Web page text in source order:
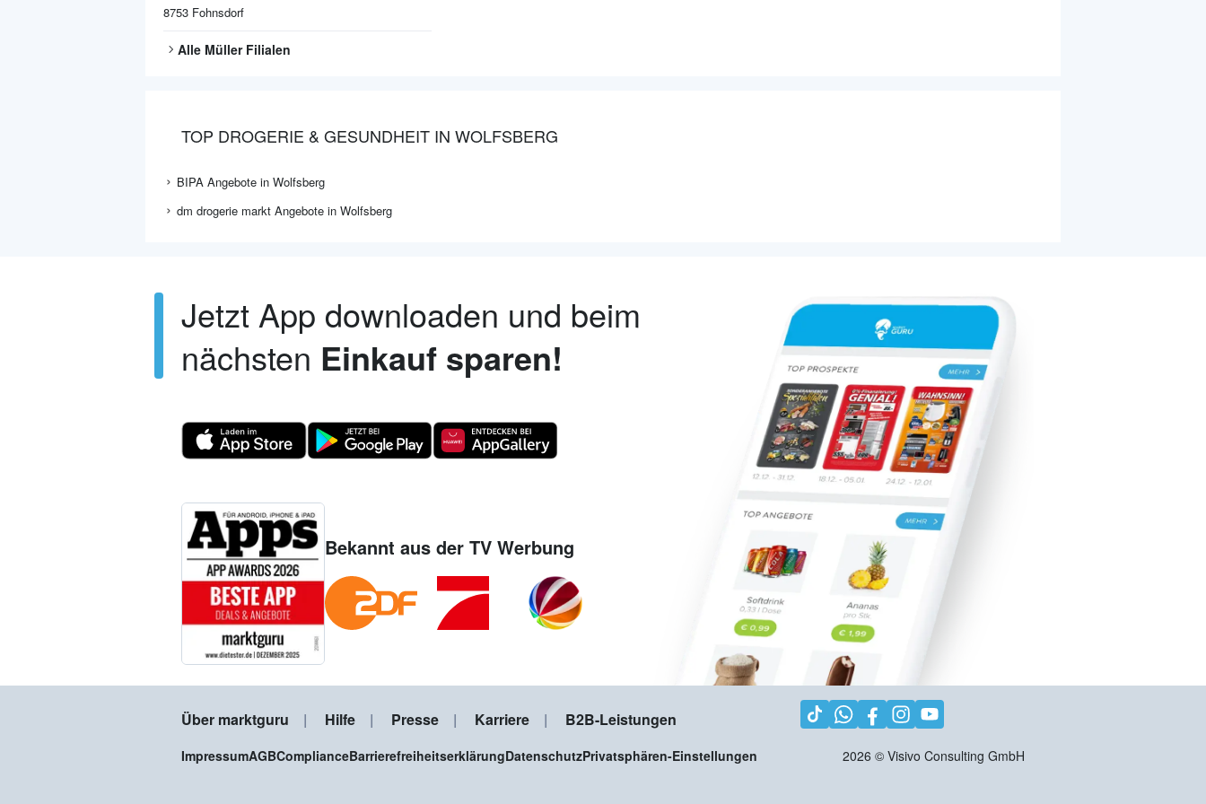
8753 Fohnsdorf
Alle MüllerFilialen
TOP DROGERIE & GESUNDHEIT IN WOLFSBERG
BIPA Angebote in Wolfsberg
dm drogerie markt Angebote in Wolfsberg
Jetzt App downloaden und beim
nächsten Einkauf sparen!
Bekannt aus der TV Werbung
Über marktguru Hilfe Presse Karriere B2B-Leistungen
ImpressumAGBComplianceBarrierefreiheitserklärungDatenschutzPrivatsphären-Einstellungen 2026 © Visivo Consulting GmbH